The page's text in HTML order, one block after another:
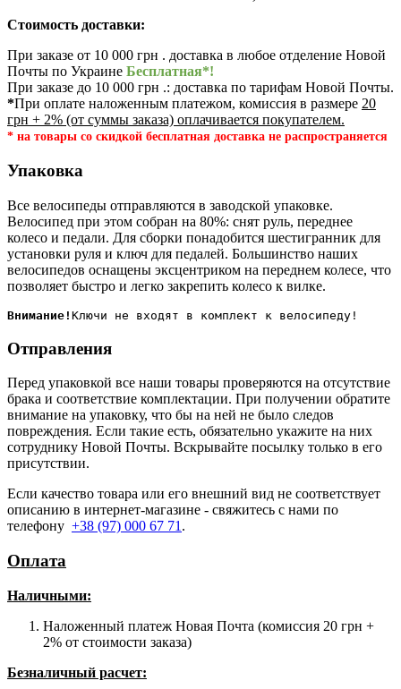
Стоимость доставки:
При заказе от 10 000 грн . доставка в любое отделение Новой
Почты по Украине Бесплатная*!
При заказе до 10 000 грн .: доставка по тарифам Новой Почты.
*При оплате наложенным платежом, комиссия в размере 20
грн + 2% (от суммы заказа) оплачивается покупателем.
* на товары со скидкой бесплатная доставка не распространяется
Упаковка
Все велосипеды отправляются в заводской упаковке.
Велосипед при этом собран на 80%: снят руль, переднее
колесо и педали. Для сборки понадобится шестигранник для
установки руля и ключ для педалей. Большинство наших
велосипедов оснащены эксцентриком на переднем колесе, что
позволяет быстро и легко закрепить колесо к вилке.
Внимание!
Отправления
Перед упаковкой все наши товары проверяются на отсутствие
брака и соответствие комплектации. При получении обратите
внимание на упаковку, что бы на ней не было следов
повреждения. Если такие есть, обязательно укажите на них
сотруднику Новой Почты. Вскрывайте посылку только в его
присутствии.
Если качество товара или его внешний вид не соответствует
описанию в интернет-магазине - свяжитесь с нами по
телефону +38 (97) 000 67 71 .
Оплата
Наличными:
Наложенный платеж Новая Почта (комиссия 20 грн +
2% от стоимости заказа)
Безналичный расчет: